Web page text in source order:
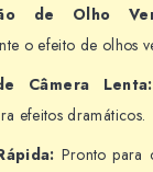
de Olho
o efeito de olhos
Câmera Lenta:
efeitos dramáticos.
Pronto para